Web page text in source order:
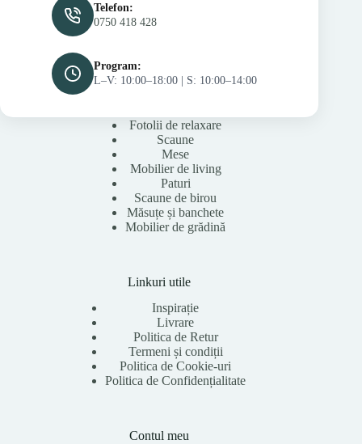
Telefon:
0750 418 428
Program:
L–V: 10:00–18:00 | S: 10:00–14:00
Fotolii de relaxare
Scaune
Mese
Mobilier de living
Paturi
Scaune de birou
Măsuțe și banchete
Mobilier de grădină
Linkuri utile
Inspirație
Livrare
Politica de Retur
Termeni și condiții
Politica de Cookie-uri
Politica de Confidențialitate
Contul meu